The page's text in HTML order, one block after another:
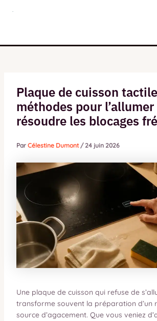
Plaque de cuisson
méthodes pour
résoudre les blocages
Par Célestine Dumont/ 24 juin 2026
Une plaque de cuisson qui refuse de
transforme souvent la préparation d’un
source d’agacement. Que vous veniez